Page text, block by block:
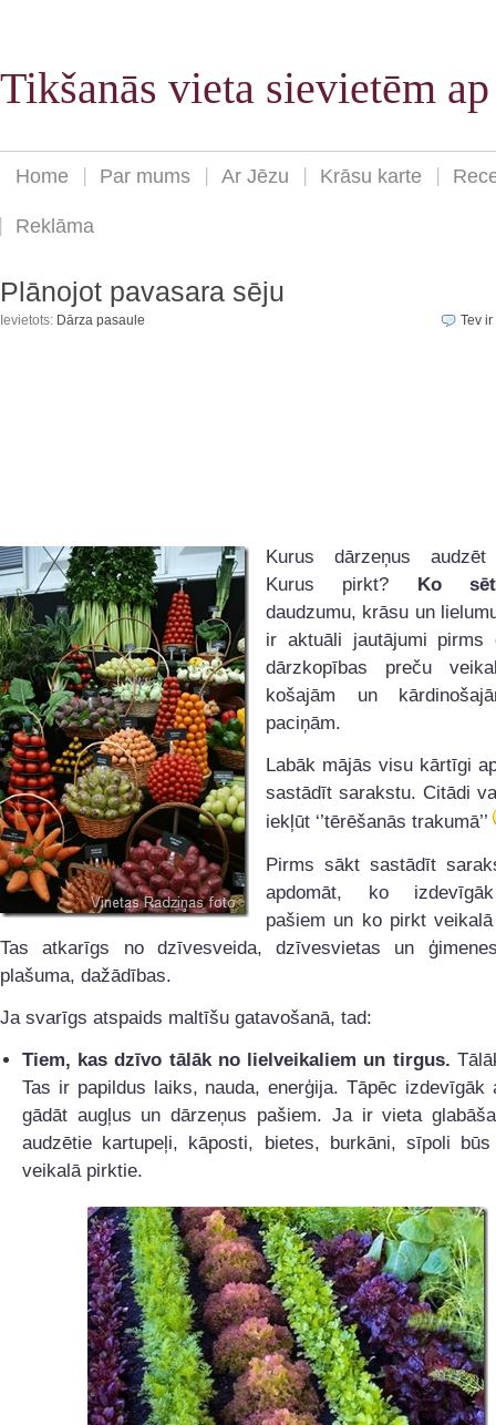
Tikšanās vieta sievietēm
Home Par mums Ar Jēzu Krāsu karte
Reklāma
Plānojot pavasara sēju
Ievietots: Dārza pasaule Tev ir
Kurus dārzeņus audzēt
Kurus pirkt?
Ko sēt
daudzumu, krāsu un
ir aktuāli jautājumi pirms
dārzkopības preču
košajām un
paciņām.
Labāk mājās visu kārtīgi
sastādīt sarakstu. Citādi
iekļūt ‘’tērēšanās trakumā’’
Pirms sākt sastādīt
apdomāt, ko
pašiem un ko pirkt
Tas atkarīgs no dzīvesveida, dzīvesvietas un
plašuma, dažādības.
Ja svarīgs atspaids maltīšu gatavošanā, tad:
Tiem, kas dzīvo tālāk no lielveikaliem un tirgus.
Tas ir papildus laiks, nauda, enerģija. Tāpēc izdevīgāk
gādāt augļus un dārzeņus pašiem. Ja ir vieta
audzētie kartupeļi, kāposti, bietes, burkāni, sīpoli
veikalā pirktie.